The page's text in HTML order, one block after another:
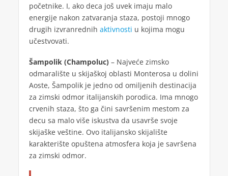
početnike. I, ako deca još uvek imaju malo
energije nakon zatvaranja staza, postoji mnogo
drugih izvranrednih aktivnosti u kojima mogu
učestvovati.
Šampolik (Champoluc)– Najveće zimsko
odmaralište u skijaškoj oblasti Monterosa u dolini
Aoste, Šampolik je jedno od omiljenih destinacija
za zimski odmor italijanskih porodica. Ima mnogo
crvenih staza, što ga čini savršenim mestom za
decu sa malo više iskustva da usavrše svoje
skijaške veštine. Ovo italijansko skijalište
karakterište opuštena atmosfera koja je savršena
za zimski odmor.